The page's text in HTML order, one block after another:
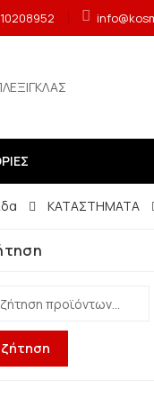
ΚΑΤΑΣΤΗΜΑΤΑ